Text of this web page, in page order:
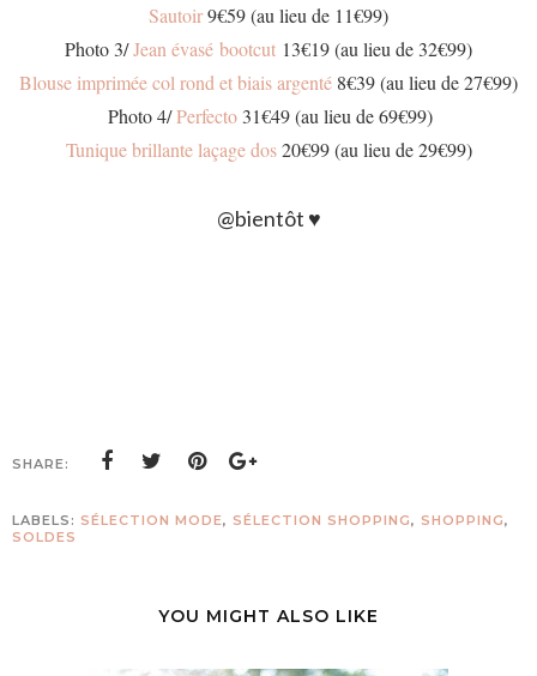
Sautoir9€59 (au lieu de 11€99)
Photo 3/Jean évasé bootcut 13€19 (au lieu de 32€99)
Blouse imprimée col rond et biais argenté 8€39 (au lieu de 27€99)
Photo 4/Perfecto 31€49 (au lieu de 69€99)
Tunique brillante laçage dos20€99 (au lieu de 29€99)
@bientôt ♥
SHARE:
LABELS: SÉLECTION MODE, SÉLECTION SHOPPING, SHOPPING,
SOLDES
YOU MIGHT ALSO LIKE